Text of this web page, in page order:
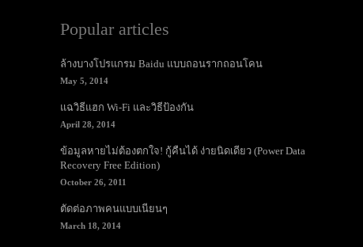
Popular articles
ล้างบางโปรแกรม Baidu แบบถอนรากถอนโคน
May 5, 2014
แฉวิธีแฮก Wi-Fi และวิธีป้องกัน
April 28, 2014
ข้อมูลหายไม่ต้องตกใจ! กู้คืนได้ ง่ายนิดเดียว (Power Data
Recovery Free Edition)
October 26, 2011
ตัดต่อภาพคนแบบเนียนๆ
March 18, 2014